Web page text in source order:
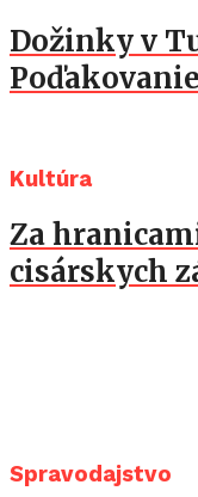
Dožinky v
Kultúra
Za
cisárskych
Spravodajstvo